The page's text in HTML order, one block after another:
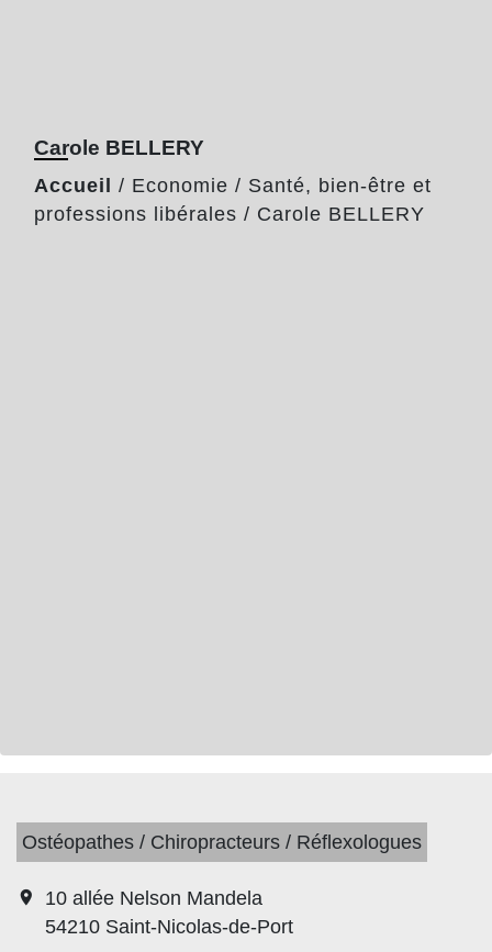
Carole BELLERY
Accueil / Economie / Santé, bien-être et
professions libérales / Carole BELLERY
Ostéopathes / Chiropracteurs / Réflexologues
location_on
10 allée Nelson Mandela
54210 Saint-Nicolas-de-Port